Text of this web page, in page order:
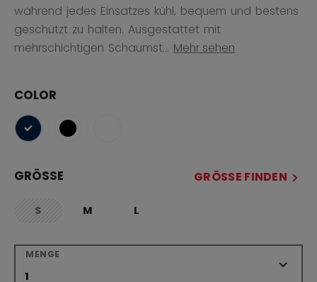
während jedes Einsatzes kühl, bequem und bestens
geschützt zu halten. Ausgestattet mit
mehrschichtigen Schaumst... Mehr sehen
COLOR
ausgewählt
GRÖSSE GRÖSSE FINDEN
Snot.available
M L
MENGE